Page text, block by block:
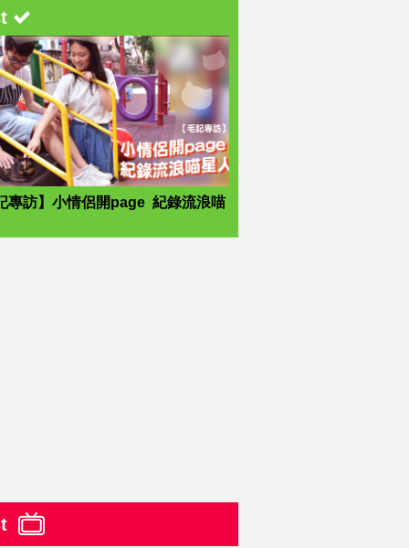
專訪】小情侶開page 紀錄流浪喵